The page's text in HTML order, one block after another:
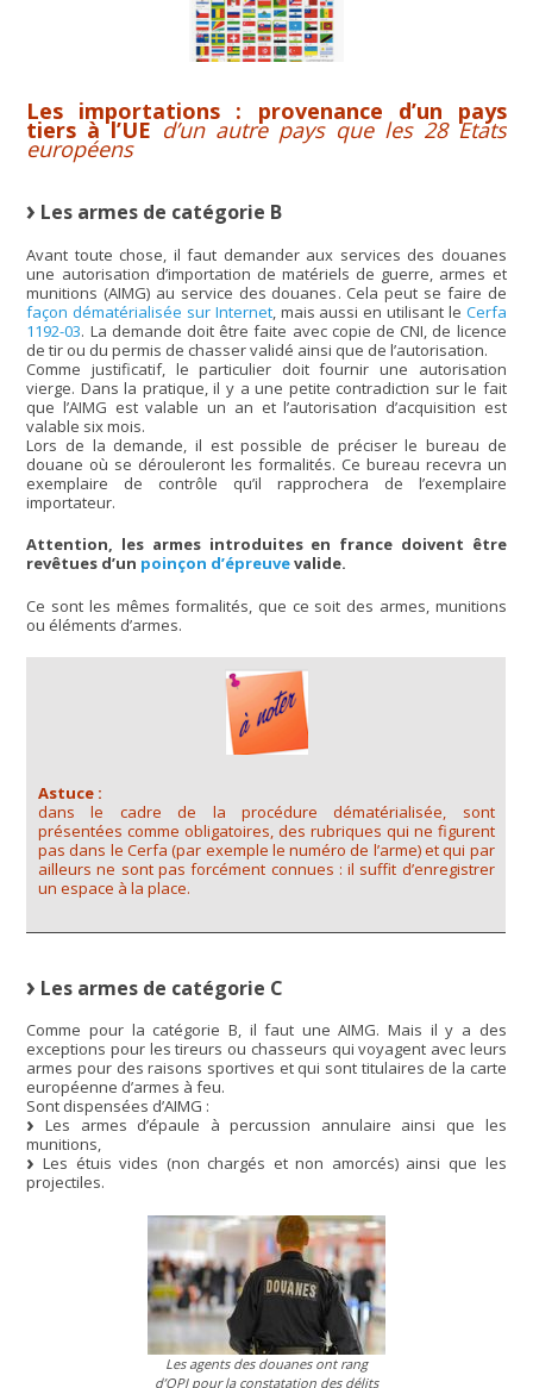
Les importations : provenance d’un pays
tiers à l’UE d’un autre pays que les 28 Etats
européens
Les armes de catégorie B
Avant toute chose, il faut demander aux services des douanes
une autorisation d’importation de matériels de guerre, armes et
munitions (AIMG) au service des douanes. Cela peut se faire de
façon dématérialisée sur Internet, mais aussi en utilisant le Cerfa
1192-03. La demande doit être faite avec copie de CNI, de licence
de tir ou du permis de chasser validé ainsi que de l’autorisation.
Comme justificatif, le particulier doit fournir une autorisation
vierge. Dans la pratique, il y a une petite contradiction sur le fait
que l’AIMG est valable un an et l’autorisation d’acquisition est
valable six mois.
Lors de la demande, il est possible de préciser le bureau de
douane où se dérouleront les formalités. Ce bureau recevra un
exemplaire de contrôle qu’il rapprochera de l’exemplaire
importateur.
Attention, les armes introduites en france doivent être
revêtues d’un poinçon d’épreuvevalide.
Ce sont les mêmes formalités, que ce soit des armes, munitions
ou éléments d’armes.
Astuce :
dans le cadre de la procédure dématérialisée, sont
présentées comme obligatoires, des rubriques qui ne figurent
pas dans le Cerfa (par exemple le numéro de l’arme) et qui par
ailleurs ne sont pas forcément connues : il suffit d’enregistrer
un espace à la place.
Les armes de catégorie C
Comme pour la catégorie B, il faut une AIMG. Mais il y a des
exceptions pour les tireurs ou chasseurs qui voyagent avec leurs
armes pour des raisons sportives et qui sont titulaires de la carte
européenne d’armes à feu.
Sont dispensées d’AIMG :
Les armes d’épaule à percussion annulaire ainsi que les
munitions,
Les étuis vides (non chargés et non amorcés) ainsi que les
projectiles.
Les agents des douanes ont rang
d’OPJ pour la constatation des délits